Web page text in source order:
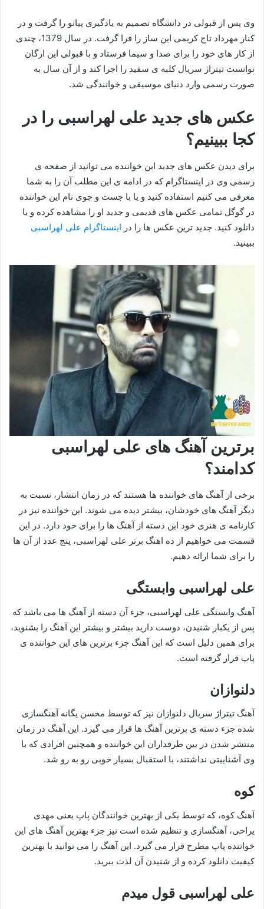
وی پس از قبولی در دانشگاه تصمیم به یادگیری پیانو را گرفت و در
کنار مهرداد تاج کریمی این ساز را فرا گرفت. در سال 1379، چندی
از کار های خود را برای صدا و سیما فرستاد و با قبولی این ارگان
توانست تیتراژ سریال کلبه ی سفید را اجرا کند و از آن سال به
صورت رسمی وارد دنیای موسیقی و خوانندگی شد.
عکس های جدید علی لهراسبی را در
کجا ببینیم؟
برای دیدن عکس های جدید این خواننده می توانید از صفحه ی
رسمی وی در اینستاگرام که در ادامه ی این مطلب آن را به شما
معرفی می کنیم استفاده کنید و یا با جست و جوی نام این خواننده
در گوگل تمامی عکس های قدیمی و جدید او را مشاهده کرده و یا
دانلود کنید. جدید ترین عکس ها را در اینستاگرام علی لهراسبی
ببینید.
برترین آهنگ های علی لهراسبی
کدامند؟
برخی از آهنگ های خواننده ها هستند که در زمان انتشار، نسبت به
دیگر آهنگ های خودشان، بیشتر دیده می شوند. این خواننده نیز در
کارنامه ی هنری خود این دسته از آهنگ ها را برای خود دارد. در این
قسمت می خواهیم از ده اهنگ برتر علی لهراسبی، پنج عدد از آن ها
را برای شما ارائه دهیم.
علی لهراسبی وابستگی
آهنگ وابستگی علی لهراسبی، جزء آن دسته از آهنگ ها می باشد که
پس از یکبار شنیدن، دوست دارید بیشتر و بیشتر این آهنگ را بشنوید،
برای همین دلیل است که این آهنگ جزء برترین های این خواننده ی
پاپ قرار گرفته است.
دلنوازان
آهنگ تیتراژ سریال دلنوازان نیز که توسط محسن یگانه آهنگسازی
شده جزء دسته ی برترین آهنگ ها قرار می گیرد. این آهنگ در زمان
منتشر شدن در بین طرفداران این خواننده و همچنین افرادی که با
وی آشناییتی نداشتند، با استقبال بسیار خوبی رو به رو شد.
کوه
آهنگ کوه، که توسط یکی از بهترین خوانندگان پاپ یعنی مهدی
یراحی، آهنگسازی و تنظیم شده است نیز جزء بهترین آهنگ های این
خواننده پاپ مطرح قرار می گیرد. این آهنگ را می توانید با بهترین
کیفیت دانلود کرده و از شنیدن آن لذت ببرید.
علی لهراسبی قول میدم